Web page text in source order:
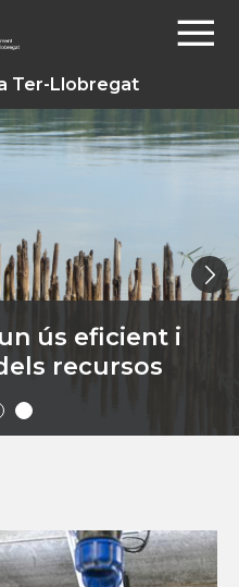
Ter-Llobregat
ús eficient i
recursos